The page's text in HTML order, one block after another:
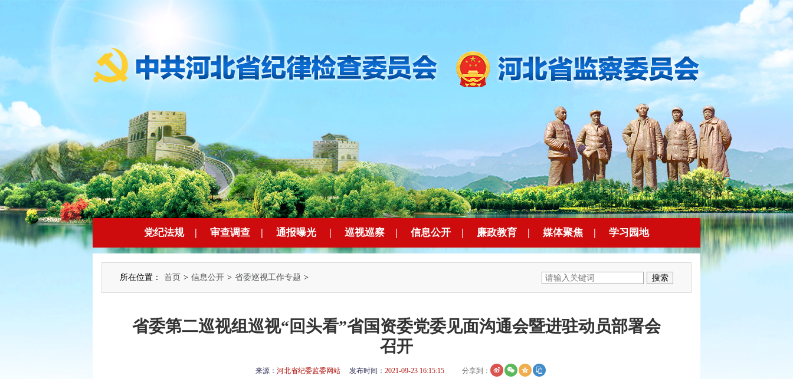
党纪法规 | 审查调查 | 通报曝光 | 巡视巡察 | 信息公开 | 廉政教育 | 媒体聚焦 | 学习园地
所在位置： 首页 > 信息公开 > 省委巡视工作专题 >
省委第二巡视组巡视“回头看”省国资委党委见面沟通会暨进驻动员部署会
召开
来源： 河北省纪委监委网站 发布时间： 2021-09-23 16:15:15 分享到：